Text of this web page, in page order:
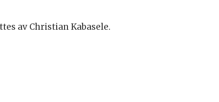
av Christian Kabasele.